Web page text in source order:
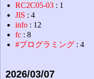
RC2C05-03 : 1
JIS : 4
info : 12
fc : 8
#プログラミング : 4
2026/03/07